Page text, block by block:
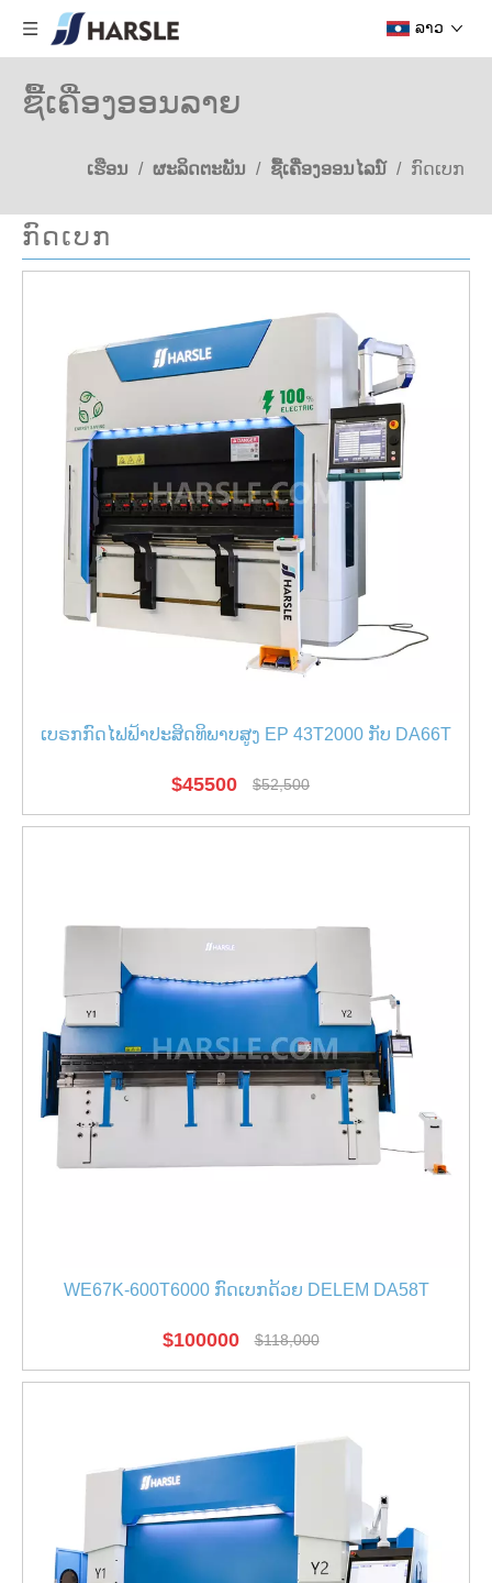
ລາວ
ຊື້ເຄື່ອງອອນລາຍ
ເຮືອນ / ຜະລິດຕະພັນ / ຊື້ເຄື່ອງອອນໄລນ໌ / ກົດເບກ
ກົດເບກ
ເບຣກກົດໄຟຟ້າປະສິດທິພາບສູງ EP 43T2000 ກັບ DA66T
$45500 $52,500
WE67K-600T6000 ກົດເບກດ້ວຍ DELEM DA58T
$100000 $118,000